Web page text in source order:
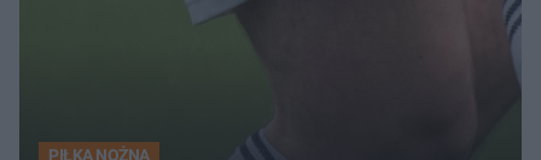
PIŁKA NOŻNA